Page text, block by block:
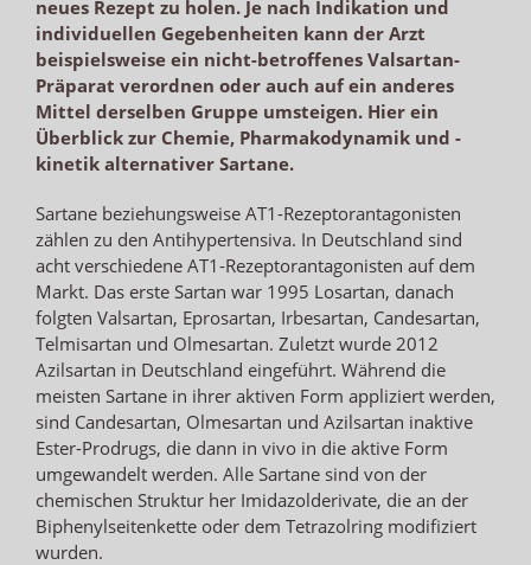
neues Rezept zu holen. Je nach Indikation und
individuellen Gegebenheiten kann der Arzt
beispielsweise ein nicht-betroffenes Valsartan-
Präparat verordnen oder auch auf ein anderes
Mittel derselben Gruppe umsteigen. Hier ein
Überblick zur Chemie, Pharmakodynamik und -
kinetik alternativer Sartane.
Sartane beziehungsweise AT1-Rezeptorantagonisten
zählen zu den Antihypertensiva. In Deutschland sind
acht verschiedene AT1-Rezeptorantagonisten auf dem
Markt. Das erste Sartan war 1995 Losartan, danach
folgten Valsartan, Eprosartan, Irbesartan, Candesartan,
Telmisartan und Olmesartan. Zuletzt wurde 2012
Azilsartan in Deutschland eingeführt. Während die
meisten Sartane in ihrer aktiven Form appliziert werden,
sind Candesartan, Olmesartan und Azilsartan inaktive
Ester-Prodrugs, die dann in vivo in die aktive Form
umgewandelt werden. Alle Sartane sind von der
chemischen Struktur her Imidazolderivate, die an der
Biphenylseitenkette oder dem Tetrazolring modifiziert
wurden.